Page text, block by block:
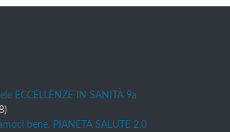
ECCELLENZE IN SANITÀ 9a
bene. PIANETA SALUTE 2.0